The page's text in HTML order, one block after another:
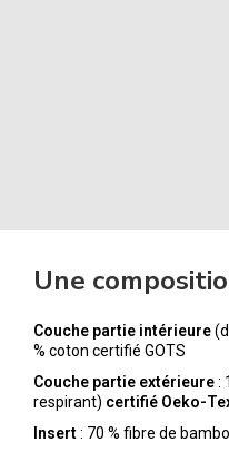
Une
Couche partie intérieure
% coton certifié GOTS
Couche partie extérieure:
respirant) certifié Oeko-
Insert: 70 % fibre de